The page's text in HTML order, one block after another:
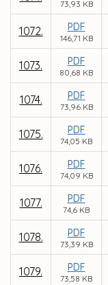
73,93 KB
1072. PDF
146,71 KB
1073. PDF
80,68 KB
1074. PDF
73,96 KB
1075. PDF
74,05 KB
1076. PDF
74,09 KB
1077. PDF
74,6 KB
1078. PDF
73,39 KB
1079. PDF
73,58 KB